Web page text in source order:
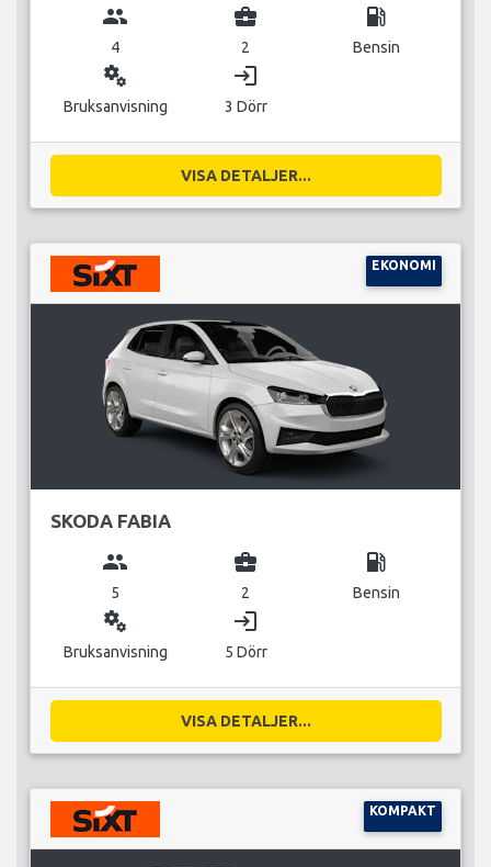
group
4
business_center
2
local_gas_station
Bensin
miscellaneous_services
Bruksanvisning
login
3 Dörr
VISA DETALJER...
EKONOMI
SKODA FABIA
group
5
business_center
2
local_gas_station
Bensin
miscellaneous_services
Bruksanvisning
login
5 Dörr
VISA DETALJER...
KOMPAKT